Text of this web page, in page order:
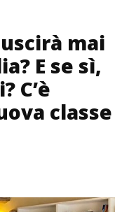
mai
E se sì,
C’è
classe